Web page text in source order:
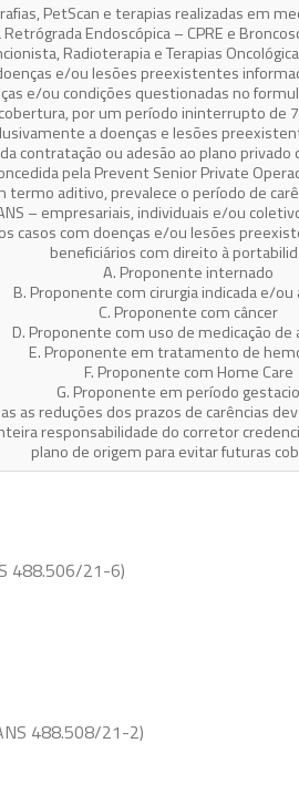
PetScan e terapias realizadas em
Endoscópica – CPRE e
Radioterapia e Terapias
e/ou lesões preexistentes
e/ou condições questionadas no
cobertura, por um período ininterrupto
a doenças e lesões
contratação ou adesão ao plano privado
pela Prevent Senior Private
aditivo, prevalece o período de
– empresariais, individuais e/ou
casos com doenças e/ou lesões
beneficiários com direito à
A. Proponente internado
B. Proponente com cirurgia indicada e/ou
C. Proponente com câncer
D. Proponente com uso de medicação
E. Proponente em tratamento de
F. Proponente com Home Care
G. Proponente em período
as reduções dos prazos de carências
responsabilidade do corretor
plano de origem para evitar futuras
488.506/21-6)
488.508/21-2)